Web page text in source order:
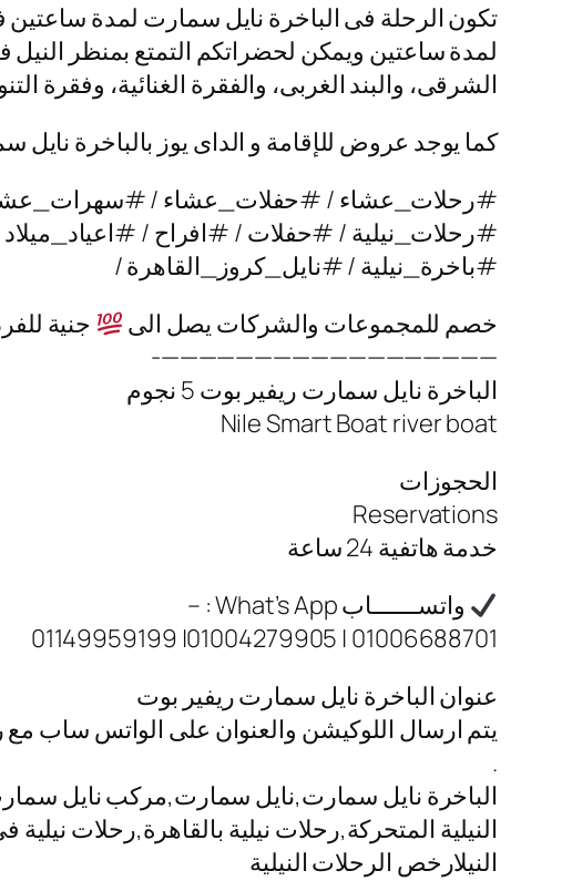
تكون الرحلة فى الباخرة نايل سمارت لمدة
لمدة ساعتين ويمكن لحضراتكم التمتع بمنظر النيل
الشرقى، والبند الغربى، والفقرة الغنائية، وفقرة
كما يوجد عروض للإقامة و الداى يوز بالباخرة نايل
#رحلات_عشاء / #حفلات_عشاء /
#رحلات_نيلية / #حفلات / #افراح / #اعياد_ميلاد
#باخرة_نيلية / #نايل_كروز_القاهرة /
خصم للمجموعات والشركات يصل الى
جنية
——————————————————-
الباخرة نايل سمارت ريفير بوت 5 نجوم
Nile Smart Boat river boat
الحجوزات
Reservations
خدمة هاتفية 24 ساعة
واتســـــــاب What’s App : –
01006688701 | 01004279905| 01149959199
عنوان الباخرة نايل سمارت ريفير بوت
يتم ارسال اللوكيشن والعنوان على الواتس ساب
.
الباخرة نايل سمارت,نايل سمارت,مركب نايل
النيلية المتحركة,رحلات نيلية بالقاهرة,رحلات
النيلارخص الرحلات النيلية